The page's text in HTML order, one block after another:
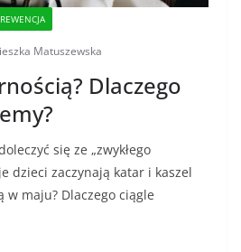
Matuszewska
Dlaczego
się ze „zwykłego
dzieci zaczynają katar i kaszel
w maju? Dlaczego ciągle